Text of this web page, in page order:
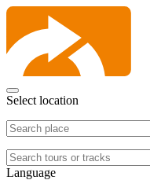
Select location
Language